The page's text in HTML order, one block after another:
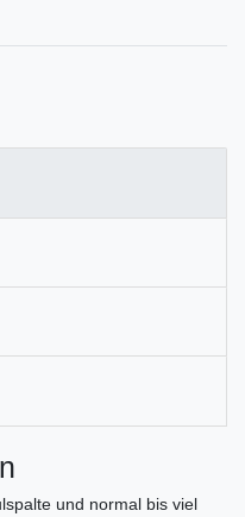
und normal bis viel